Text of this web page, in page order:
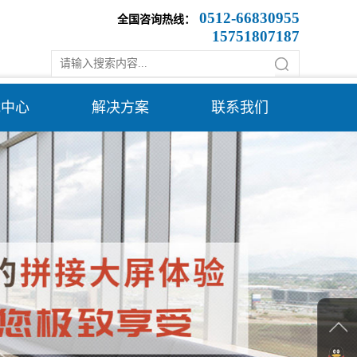
全国咨询热线：
0512-66830955
15751807187
心 解决方案 联系我们